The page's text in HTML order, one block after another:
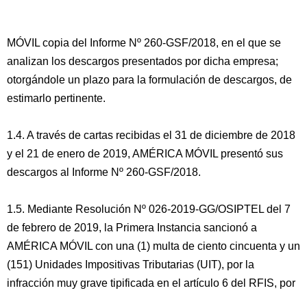
MÓVIL copia del Informe Nº 260-GSF/2018, en el que se
analizan los descargos presentados por dicha empresa;
otorgándole un plazo para la formulación de descargos, de
estimarlo pertinente.
1.4. A través de cartas recibidas el 31 de diciembre de 2018
y el 21 de enero de 2019, AMÉRICA MÓVIL presentó sus
descargos al Informe Nº 260-GSF/2018.
1.5. Mediante Resolución Nº 026-2019-GG/OSIPTEL del 7
de febrero de 2019, la Primera Instancia sancionó a
AMÉRICA MÓVIL con una (1) multa de ciento cincuenta y un
(151) Unidades Impositivas Tributarias (UIT), por la
infracción muy grave tipificada en el artículo 6 del RFIS, por